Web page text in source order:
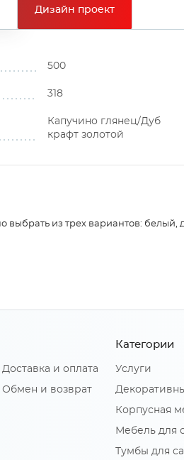
Дизайн проект
500
318
Капучино глянец/Дуб
крафт золотой
выбрать из трех вариантов: белый,
Доставка и оплата
Обмен и возврат
Категории
Услуги
Корпусная
Мебель для
Тумбы для